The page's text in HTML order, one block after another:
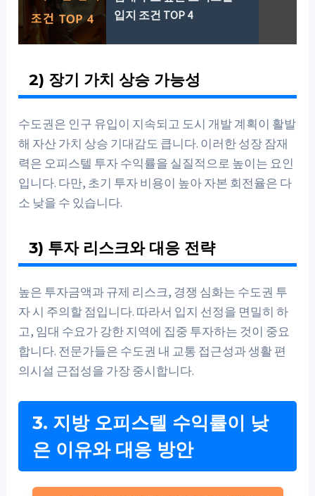
입지 조건 TOP 4
2) 장기 가치 상승 가능성
수도권은 인구 유입이 지속되고 도시 개발 계획이 활발
해 자산 가치 상승 기대감도 큽니다. 이러한 성장 잠재
력은 오피스텔 투자 수익률을 실질적으로 높이는 요인
입니다. 다만, 초기 투자 비용이 높아 자본 회전율은 다
소 낮을 수 있습니다.
3) 투자 리스크와 대응 전략
높은 투자금액과 규제 리스크, 경쟁 심화는 수도권 투
자 시 주의할 점입니다. 따라서 입지 선정을 면밀히 하
고, 임대 수요가 강한 지역에 집중 투자하는 것이 중요
합니다. 전문가들은 수도권 내 교통 접근성과 생활 편
의시설 근접성을 가장 중시합니다.
3. 지방 오피스텔 수익률이 낮
은 이유와 대응 방안